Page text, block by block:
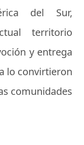
del Sur,
territorio
y entrega
lo convirtieron
comunidades